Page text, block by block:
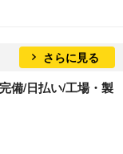
さらに見る
備/日払い/工場・製